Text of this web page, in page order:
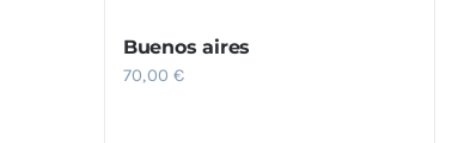
Buenos aires
70,00€